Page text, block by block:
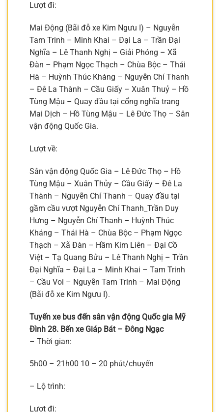
Lượt đi:
Mai Động (Bãi đỗ xe Kim Ngưu I) – Nguyễn
Tam Trinh – Minh Khai – Đại La – Trần Đại
Nghĩa – Lê Thanh Nghị – Giải Phóng – Xã
Đàn – Phạm Ngọc Thạch – Chùa Bộc – Thái
Hà – Huỳnh Thúc Kháng – Nguyễn Chí Thanh
– Đê La Thành – Cầu Giấy – Xuân Thuỷ – Hồ
Tùng Mậu – Quay đầu tại cổng nghĩa trang
Mai Dịch – Hồ Tùng Mậu – Lê Đức Thọ – Sân
vận động Quốc Gia.
Lượt về:
Sân vận động Quốc Gia – Lê Đức Thọ – Hồ
Tùng Mậu – Xuân Thủy – Cầu Giấy – Đê La
Thành – Nguyễn Chí Thanh – Quay đầu tại
gầm cầu vượt Nguyễn Chí Thanh_Trần Duy
Hưng – Nguyễn Chí Thanh – Huỳnh Thúc
Kháng – Thái Hà – Chùa Bộc – Phạm Ngọc
Thạch – Xã Đàn – Hầm Kim Liên – Đại Cồ
Việt – Tạ Quang Bửu – Lê Thanh Nghị – Trần
Đại Nghĩa – Đại La – Minh Khai – Tam Trinh
– Cầu Voi – Nguyễn Tam Trinh – Mai Động
(Bãi đỗ xe Kim Ngưu I).
Tuyến xe bus đến sân vận động Quốc gia Mỹ
Đình 28. Bến xe Giáp Bát – Ðông Ngạc
– Thời gian:
5h00 – 21h00 10 – 20 phút/chuyến
– Lộ trình:
Lượt đi: